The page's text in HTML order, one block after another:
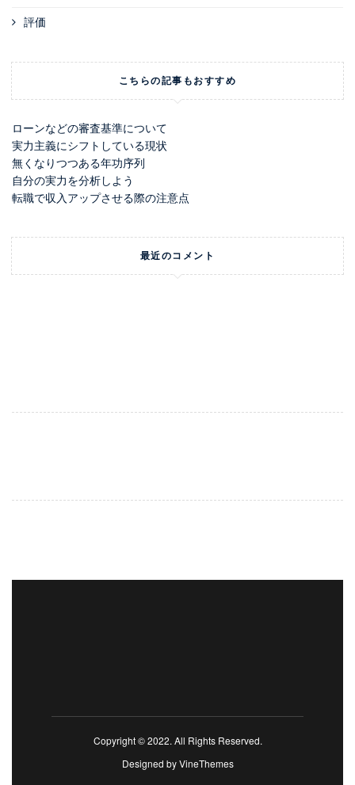
評価
こちらの記事もおすすめ
ローンなどの審査基準について
実力主義にシフトしている現状
無くなりつつある年功序列
自分の実力を分析しよう
転職で収入アップさせる際の注意点
最近のコメント
Copyright © 2022. All Rights Reserved.
Designed byVineThemes